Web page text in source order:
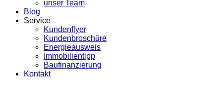
unser Team
Blog
Service
Kundenflyer
Kundenbroschüre
Energieausweis
Immobilientipp
Baufinanzierung
Kontakt